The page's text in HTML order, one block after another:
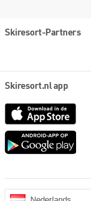
Skiresort-Partners
Skiresort.nl app
App